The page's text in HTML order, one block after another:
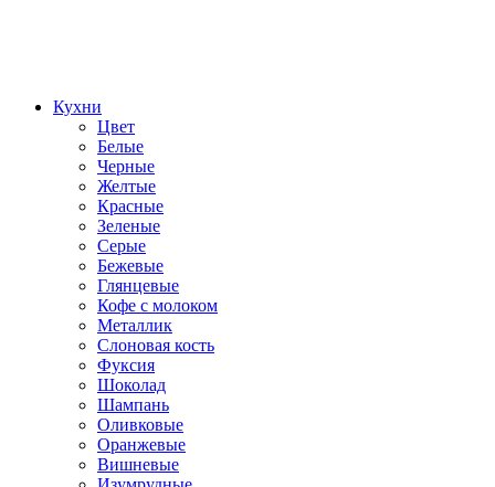
Кухни
Цвет
Белые
Черные
Желтые
Красные
Зеленые
Серые
Бежевые
Глянцевые
Кофе с молоком
Металлик
Слоновая кость
Фуксия
Шоколад
Шампань
Оливковые
Оранжевые
Вишневые